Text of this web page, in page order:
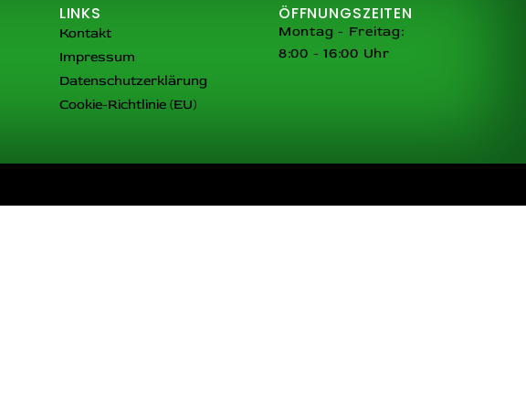
LINKS
Kontakt
Impressum
Datenschutzerklärung
Cookie-Richtlinie (EU)
ÖFFNUNGSZEITEN
Montag - Freitag:
8:00 - 16:00 Uhr